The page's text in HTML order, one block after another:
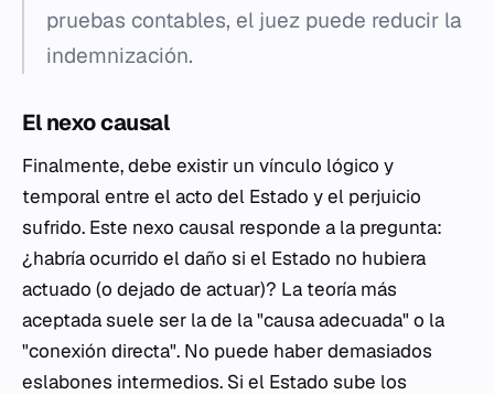
pruebas contables, el juez puede reducir la
indemnización.
El nexo causal
Finalmente, debe existir un vínculo lógico y
temporal entre el acto del Estado y el perjuicio
sufrido. Este nexo causal responde a la pregunta:
¿habría ocurrido el daño si el Estado no hubiera
actuado (o dejado de actuar)? La teoría más
aceptada suele ser la de la "causa adecuada" o la
"conexión directa". No puede haber demasiados
eslabones intermedios. Si el Estado sube los